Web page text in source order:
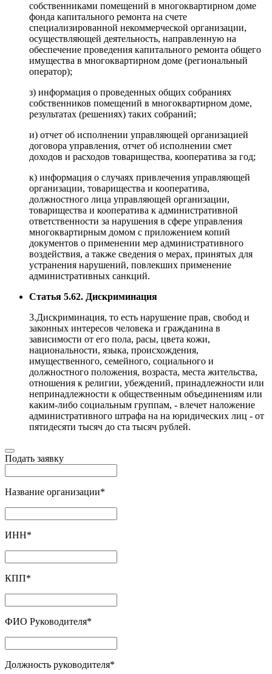
собственниками помещений в многоквартирном доме
фонда капитального ремонта на счете
специализированной некоммерческой организации,
осуществляющей деятельность, направленную на
обеспечение проведения капитального ремонта общего
имущества в многоквартирном доме (региональный
оператор);
з) информация о проведенных общих собраниях
собственников помещений в многоквартирном доме,
результатах (решениях) таких собраний;
и) отчет об исполнении управляющей организацией
договора управления, отчет об исполнении смет
доходов и расходов товарищества, кооператива за год;
к) информация о случаях привлечения управляющей
организации, товарищества и кооператива,
должностного лица управляющей организации,
товарищества и кооператива к административной
ответственности за нарушения в сфере управления
многоквартирным домом с приложением копий
документов о применении мер административного
воздействия, а также сведения о мерах, принятых для
устранения нарушений, повлекших применение
административных санкций.
Статья 5.62. Дискриминация
3.Дискриминация, то есть нарушение прав, свобод и
законных интересов человека и гражданина в
зависимости от его пола, расы, цвета кожи,
национальности, языка, происхождения,
имущественного, семейного, социального и
должностного положения, возраста, места жительства,
отношения к религии, убеждений, принадлежности или
непринадлежности к общественным объединениям или
каким-либо социальным группам, - влечет наложение
административного штрафа на на юридических лиц - от
пятидесяти тысяч до ста тысяч рублей.
Подать заявку
Название организации*
ИНН*
КПП*
ФИО Руководителя*
Должность руководителя*